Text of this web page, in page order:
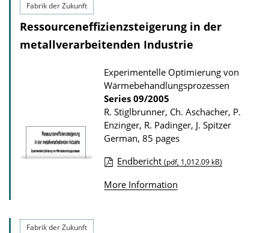
l
o
d
s
i
c
t
i
o
n
D
o
n
Fabrik der Zukunft
Ressourceneffizienzsteigerung in der
metallverarbeitenden Industrie
Experimentelle Optimierung von
Wärmebehandlungsprozessen
Series 09/2005
R. Stiglbrunner, Ch. Aschacher, P.
Enzinger, R. Padinger, J. Spitzer
German, 85 pages
u
Endbericht (pdf, 1,012.09 kB)
More Information
Fabrik der Zukunft